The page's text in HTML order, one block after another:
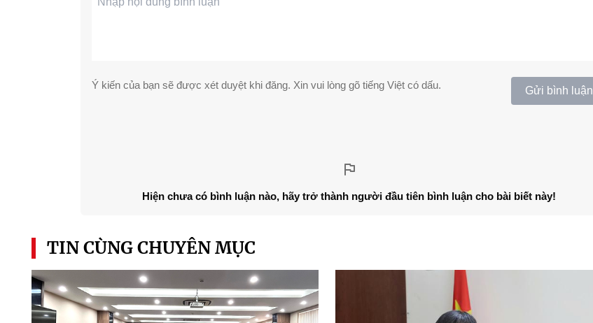
Ý kiến của bạn sẽ được xét duyệt khi đăng. Xin vui lòng gõ tiếng Việt có dấu. Gửi bình luận
Hiện chưa có bình luận nào, hãy trở thành người đầu tiên bình luận cho bài biết này!
TIN CÙNG CHUYÊN MỤC